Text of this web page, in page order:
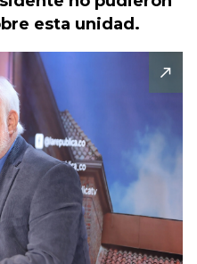
esta unidad.